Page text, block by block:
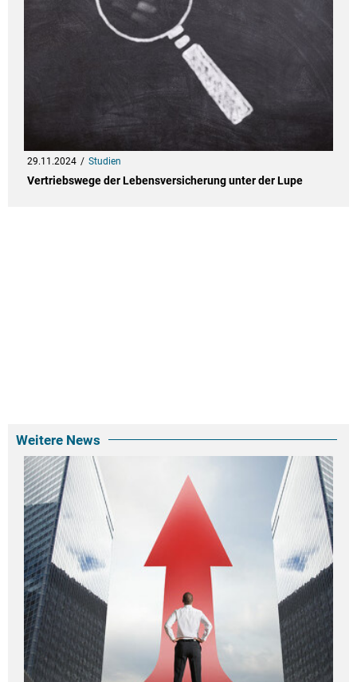
29.11.2024 Studien
Vertriebswege der Lebensversicherung unter der Lupe
Weitere News